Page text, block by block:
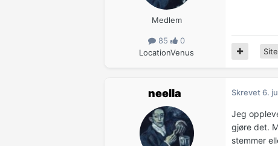
Medlem
85
0
LocationVenus
neella Skrevet6.
Jeg
gjøre det.
stemmer